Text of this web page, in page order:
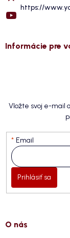
https://
Informácie pre
Vložte svoj e-mail
Email
Prihlásiť sa
O nás